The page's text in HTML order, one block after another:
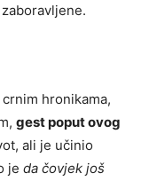
hronikama,
gest poput ovog
ali je učinio
je da čovjek još